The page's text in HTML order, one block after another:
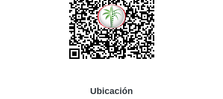
Ubicación